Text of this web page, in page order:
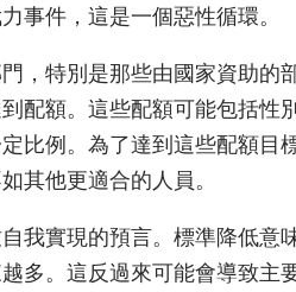
事件，這是一個惡性循環。
，特別是那些由國家資助的
配額。這些配額可能包括性
比例。為了達到這些配額目
其他更適合的人員。
我實現的預言。標準降低意
多。這反過來可能會導致主